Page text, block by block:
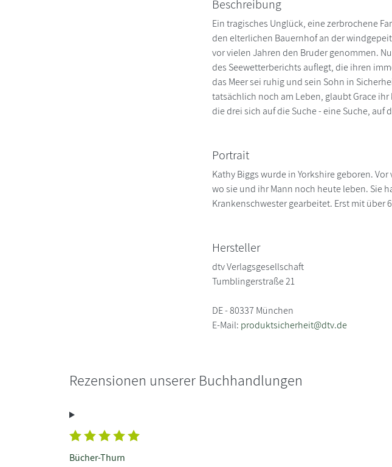
Beschreibung
Ein tragisches Unglück, eine zerbrochene
den elterlichen Bauernhof an der
vor vielen Jahren den Bruder genommen.
des Seewetterberichts auflegt, die ihren
das Meer sei ruhig und sein Sohn in
tatsächlich noch am Leben, glaubt Grace
die drei sich auf die Suche - eine Suche,
Portrait
Kathy Biggs wurde in Yorkshire geboren.
wo sie und ihr Mann noch heute leben. Sie
Krankenschwester gearbeitet. Erst mit über
Hersteller
dtv Verlagsgesellschaft
Tumblingerstraße 21
DE - 80337 München
E-Mail: produktsicherheit@dtv.de
Rezensionen unserer Buchhandlungen
Bücher-Thurn